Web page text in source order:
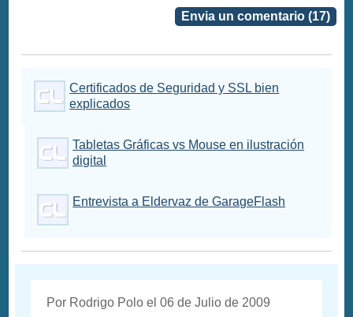
Envia un comentario (17)
Certificados de Seguridad y SSL bien
explicados
Tabletas Gráficas vs Mouse en ilustración
digital
Entrevista a Eldervaz de GarageFlash
Por Rodrigo Polo el 06 de Julio de 2009